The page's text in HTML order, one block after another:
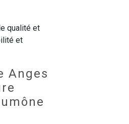
qualité et
et
Anges